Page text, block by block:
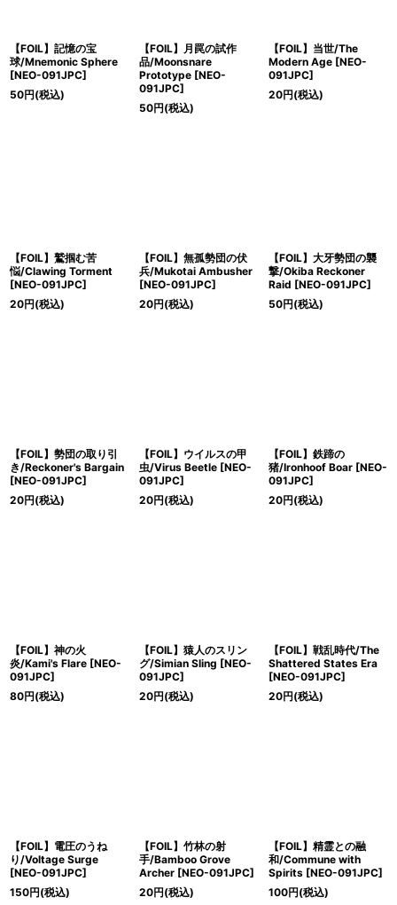
【FOIL】記憶の宝
球/Mnemonic Sphere
[NEO-091JPC]
50円(税込)
【FOIL】月罠の試作
品/Moonsnare
Prototype [NEO-
091JPC]
50円(税込)
【FOIL】当世/The
Modern Age [NEO-
091JPC]
20円(税込)
【FOIL】鷲掴む苦
悩/Clawing Torment
[NEO-091JPC]
20円(税込)
【FOIL】無孤勢団の伏
兵/Mukotai Ambusher
[NEO-091JPC]
20円(税込)
【FOIL】大牙勢団の襲
撃/Okiba Reckoner
Raid [NEO-091JPC]
50円(税込)
【FOIL】勢団の取り引
き/Reckoner's Bargain
[NEO-091JPC]
20円(税込)
【FOIL】ウイルスの甲
虫/Virus Beetle [NEO-
091JPC]
20円(税込)
【FOIL】鉄蹄の
猪/Ironhoof Boar [NEO-
091JPC]
20円(税込)
【FOIL】神の火
炎/Kami's Flare [NEO-
091JPC]
80円(税込)
【FOIL】猿人のスリン
グ/Simian Sling [NEO-
091JPC]
20円(税込)
【FOIL】戦乱時代/The
Shattered States Era
[NEO-091JPC]
20円(税込)
【FOIL】電圧のうね
り/Voltage Surge
[NEO-091JPC]
150円(税込)
【FOIL】竹林の射
手/Bamboo Grove
Archer [NEO-091JPC]
20円(税込)
【FOIL】精霊との融
和/Commune with
Spirits [NEO-091JPC]
100円(税込)